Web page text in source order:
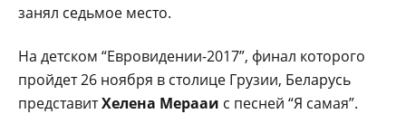
занял седьмое место.
На детском “Евровидении-2017”, финал которого
пройдет 26 ноября в столице Грузии, Беларусь
представитХелена Мерааи с песней “Я самая”.